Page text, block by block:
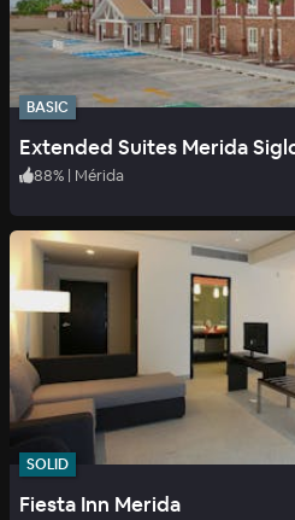
BASIC
Extended Suites Merida
88% | Mérida
SOLID
Fiesta Inn Merida